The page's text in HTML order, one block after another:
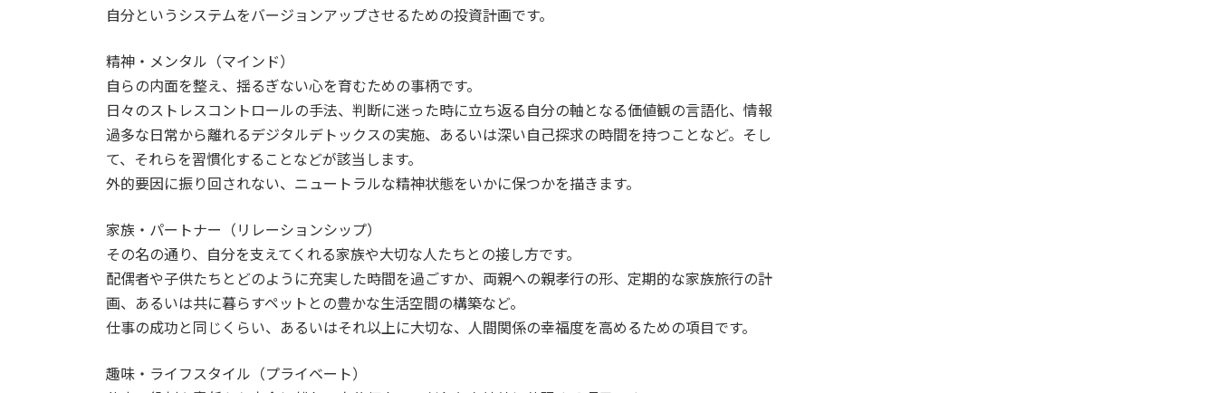
自分というシステムをバージョンアップさせるための投資計画です。
精神・メンタル（マインド）
自らの内面を整え、揺るぎない心を育むための事柄です。
日々のストレスコントロールの手法、判断に迷った時に立ち返る自分の軸となる価値観の言語化、情報
過多な日常から離れるデジタルデトックスの実施、あるいは深い自己探求の時間を持つことなど。そし
て、それらを習慣化することなどが該当します。
外的要因に振り回されない、ニュートラルな精神状態をいかに保つかを描きます。
家族・パートナー（リレーションシップ）
その名の通り、自分を支えてくれる家族や大切な人たちとの接し方です。
配偶者や子供たちとどのように充実した時間を過ごすか、両親への親孝行の形、定期的な家族旅行の計
画、あるいは共に暮らすペットとの豊かな生活空間の構築など。
仕事の成功と同じくらい、あるいはそれ以上に大切な、人間関係の幸福度を高めるための項目です。
趣味・ライフスタイル（プライベート）